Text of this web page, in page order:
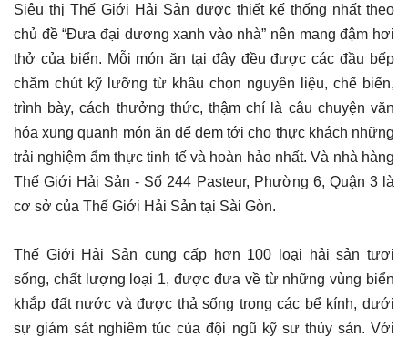
Siêu thị Thế Giới Hải Sản được thiết kế thống nhất theo
chủ đề “Đưa đại dương xanh vào nhà” nên mang đậm hơi
thở của biển. Mỗi món ăn tại đây đều được các đầu bếp
chăm chút kỹ lưỡng từ khâu chọn nguyên liệu, chế biến,
trình bày, cách thưởng thức, thậm chí là câu chuyện văn
hóa xung quanh món ăn để đem tới cho thực khách những
trải nghiệm ẩm thực tinh tế và hoàn hảo nhất. Và nhà hàng
Thế Giới Hải Sản - Số 244 Pasteur, Phường 6, Quận 3 là
cơ sở của Thế Giới Hải Sản tại Sài Gòn.
Thế Giới Hải Sản cung cấp hơn 100 loại hải sản tươi
sống, chất lượng loại 1, được đưa về từ những vùng biển
khắp đất nước và được thả sống trong các bể kính, dưới
sự giám sát nghiêm túc của đội ngũ kỹ sư thủy sản. Với